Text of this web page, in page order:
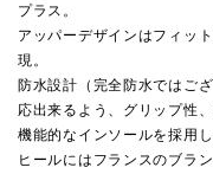
プラス。
アッパーデザインはフィッ
現。
防水設計（完全防水ではご
応出来るよう、グリップ性
機能的なインソールを採用
ヒールにはフランスのブラ